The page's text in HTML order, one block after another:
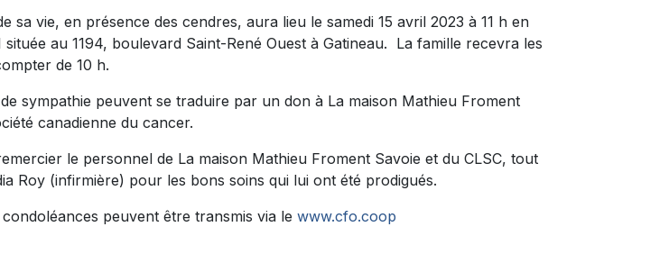
sa vie, en présence des cendres, aura lieu le samedi 15 avril 2023 à 11 h en
située au 1194, boulevard Saint-René Ouest à Gatineau. La famille recevra les
de 10 h.
sympathie peuvent se traduire par un don à La maison Mathieu Froment
canadienne du cancer.
le personnel de La maison Mathieu Froment Savoie et du CLSC, tout
Roy (infirmière) pour les bons soins qui lui ont été prodigués.
condoléances peuvent être transmis via le www.cfo.coop